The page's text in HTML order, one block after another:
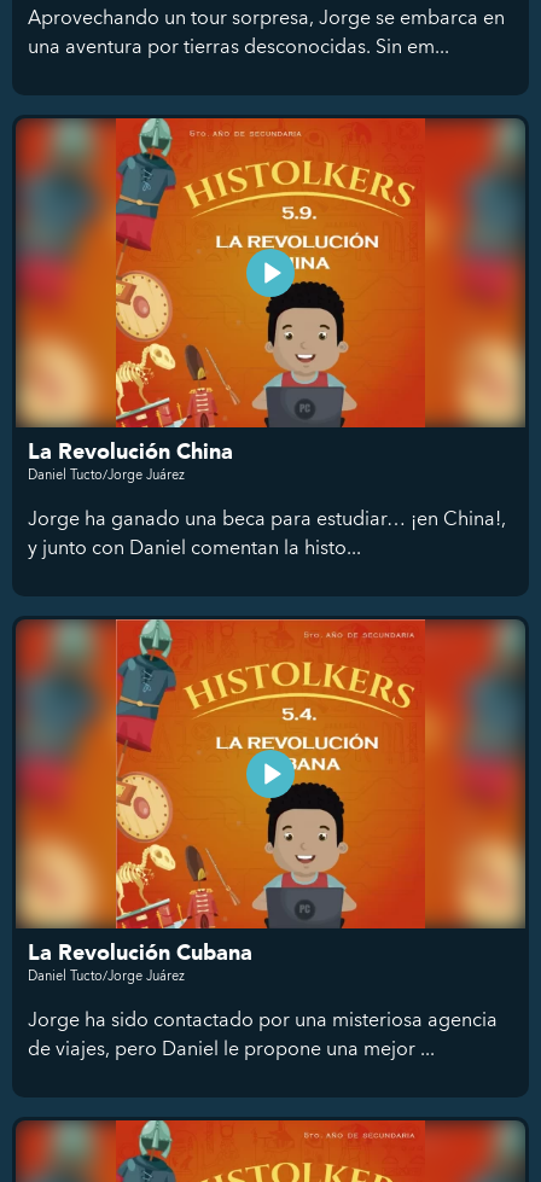
Aprovechando un tour sorpresa, Jorge se embarca en
una aventura por tierras desconocidas. Sin em...
La Revolución China
Daniel Tucto/Jorge Juárez
Jorge ha ganado una beca para estudiar… ¡en China!,
y junto con Daniel comentan la histo...
La Revolución Cubana
Daniel Tucto/Jorge Juárez
Jorge ha sido contactado por una misteriosa agencia
de viajes, pero Daniel le propone una mejor ...